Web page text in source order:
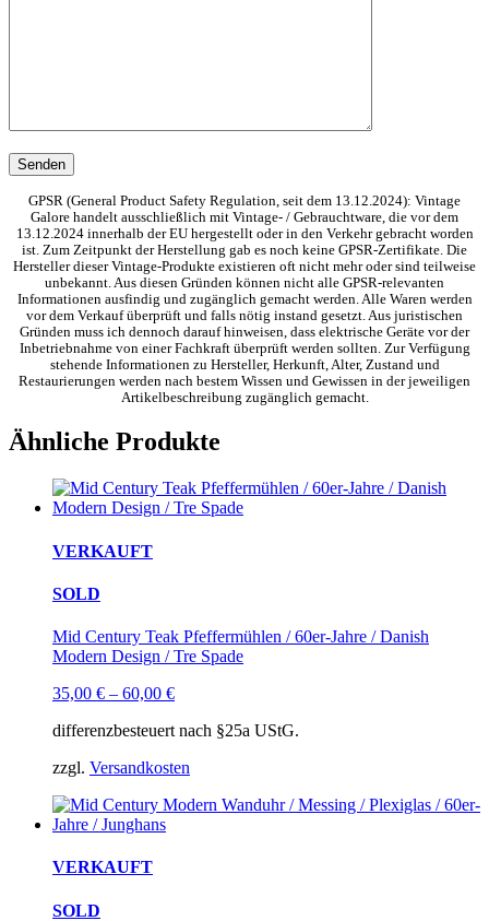
GPSR (General Product Safety Regulation, seit dem 13.12.2024): Vintage
Galore handelt ausschließlich mit Vintage- / Gebrauchtware, die vor dem
13.12.2024 innerhalb der EU hergestellt oder in den Verkehr gebracht worden
ist. Zum Zeitpunkt der Herstellung gab es noch keine GPSR-Zertifikate. Die
Hersteller dieser Vintage-Produkte existieren oft nicht mehr oder sind teilweise
unbekannt. Aus diesen Gründen können nicht alle GPSR-relevanten
Informationen ausfindig und zugänglich gemacht werden. Alle Waren werden
vor dem Verkauf überprüft und falls nötig instand gesetzt. Aus juristischen
Gründen muss ich dennoch darauf hinweisen, dass elektrische Geräte vor der
Inbetriebnahme von einer Fachkraft überprüft werden sollten. Zur Verfügung
stehende Informationen zu Hersteller, Herkunft, Alter, Zustand und
Restaurierungen werden nach bestem Wissen und Gewissen in der jeweiligen
Artikelbeschreibung zugänglich gemacht.
Ähnliche Produkte
VERKAUFT
SOLD
Mid Century Teak Pfeffermühlen / 60er-Jahre / Danish
Modern Design / Tre Spade
35,00 € – 60,00 €
differenzbesteuert nach §25a UStG.
zzgl. Versandkosten
VERKAUFT
SOLD